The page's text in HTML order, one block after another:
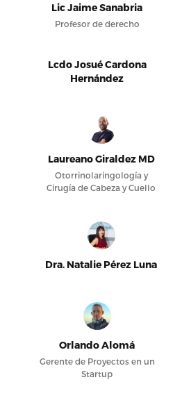
Lic Jaime Sanabria
Profesor de derecho
Lcdo Josué Cardona
Hernández
Laureano Giraldez MD
Otorrinolaringología y
Cirugía de Cabeza y Cuello
Dra. Natalie Pérez Luna
Orlando Alomá
Gerente de Proyectos en un
Startup